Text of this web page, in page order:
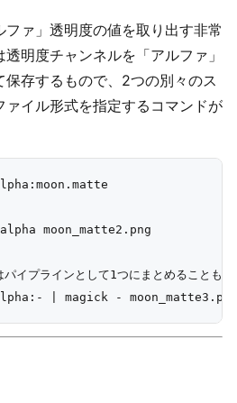
ァ」透明度の値を取り出す非常
明度チャンネルを「アルファ」
存するもので、2つの別々のス
ァイル形式を指定するコマンドが
moon_matte2.png
イプラインとして1つにまとめることも